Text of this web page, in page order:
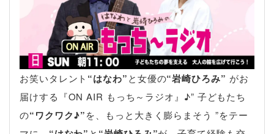
お笑いタレント “はなわ”と女優の“岩崎ひろみ” がお
届けする『ON AIR もっち～ラジオ』♪” 子どもたち
の“ワクワク♪”を、もっと大きく膨らまそう ”をテー